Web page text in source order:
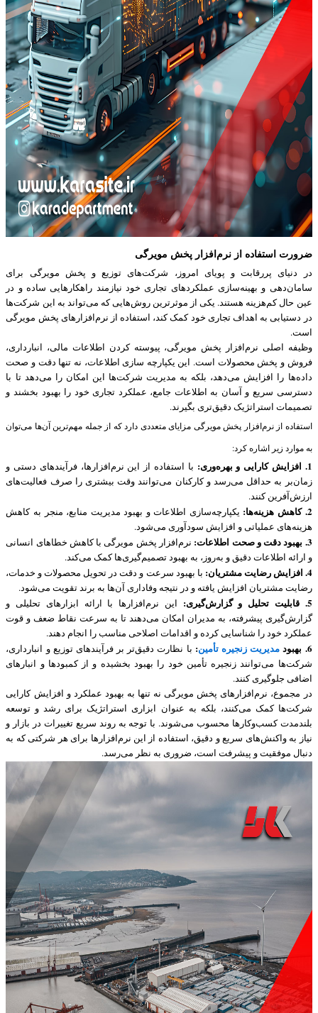
ضرورت استفاده از نرم‌افزار پخش مویرگی
در دنیای پررقابت و پویای امروز، شرکت‌های توزیع و پخش مویرگی برای
سامان‌دهی و بهینه‌سازی عملکردهای تجاری خود نیازمند راهکارهایی ساده و در
عین حال کم‌هزینه هستند. یکی از موثرترین روش‌هایی که می‌تواند به این شرکت‌ها
در دستیابی به اهداف تجاری خود کمک کند، استفاده از نرم‌افزارهای پخش مویرگی
است.
وظیفه اصلی نرم‌افزار پخش مویرگی، پیوسته کردن اطلاعات مالی، انبارداری،
فروش و پخش محصولات است. این یکپارچه ‌سازی اطلاعات، نه تنها دقت و صحت
داده‌ها را افزایش می‌دهد، بلکه به مدیریت شرکت‌ها این امکان را می‌دهد تا با
دسترسی سریع و آسان به اطلاعات جامع، عملکرد تجاری خود را بهبود بخشند و
تصمیمات استراتژیک دقیق‌تری بگیرند.
استفاده از نرم‌افزار پخش مویرگی مزایای متعددی دارد که از جمله مهم‌ترین آن‌ها می‌توان
به موارد زیر اشاره کرد:
1. افزایش کارایی و بهره‌وری:
با استفاده از این نرم‌افزارها، فرآیندهای دستی و
زمان‌بر به حداقل می‌رسد و کارکنان می‌توانند وقت بیشتری را صرف فعالیت‌های
ارزش‌آفرین کنند.
2. کاهش هزینه‌ها:
یکپارچه‌سازی اطلاعات و بهبود مدیریت منابع، منجر به کاهش
هزینه‌های عملیاتی و افزایش سودآوری می‌شود.
3. بهبود دقت و صحت اطلاعات:
نرم‌افزار پخش مویرگی با کاهش خطاهای انسانی
و ارائه اطلاعات دقیق و به‌روز، به بهبود تصمیم‌گیری‌ها کمک می‌کند.
4. افزایش رضایت مشتریان:
با بهبود سرعت و دقت در تحویل محصولات و خدمات،
رضایت مشتریان افزایش یافته و در نتیجه وفاداری آن‌ها به برند تقویت می‌شود.
5. قابلیت تحلیل و گزارش‌گیری:
این نرم‌افزارها با ارائه ابزارهای تحلیلی و
گزارش‌گیری پیشرفته، به مدیران امکان می‌دهند تا به سرعت نقاط ضعف و قوت
عملکرد خود را شناسایی کرده و اقدامات اصلاحی مناسب را انجام دهند.
6. بهبود مدیریت زنجیره تأمین: با نظارت دقیق‌تر بر فرآیندهای توزیع و انبارداری،
شرکت‌ها می‌توانند زنجیره تأمین خود را بهبود بخشیده و از کمبودها و انبارهای
اضافی جلوگیری کنند.
در مجموع، نرم‌افزارهای پخش مویرگی نه تنها به بهبود عملکرد و افزایش کارایی
شرکت‌ها کمک می‌کنند، بلکه به عنوان ابزاری استراتژیک برای رشد و توسعه
بلندمدت کسب‌وکارها محسوب می‌شوند. با توجه به روند سریع تغییرات در بازار و
نیاز به واکنش‌های سریع و دقیق، استفاده از این نرم‌افزارها برای هر شرکتی که به
دنبال موفقیت و پیشرفت است، ضروری به نظر می‌رسد.